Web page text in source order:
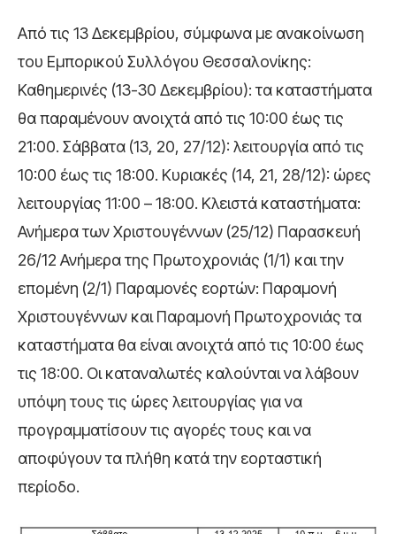
Από τις 13 Δεκεμβρίου, σύμφωνα με ανακοίνωση
του Εμπορικού Συλλόγου Θεσσαλονίκης:
Καθημερινές (13-30 Δεκεμβρίου): τα καταστήματα
θα παραμένουν ανοιχτά από τις 10:00 έως τις
21:00. Σάββατα (13, 20, 27/12): λειτουργία από τις
10:00 έως τις 18:00. Κυριακές (14, 21, 28/12): ώρες
λειτουργίας 11:00 – 18:00. Κλειστά καταστήματα:
Ανήμερα των Χριστουγέννων (25/12) Παρασκευή
26/12 Ανήμερα της Πρωτοχρονιάς (1/1) και την
επομένη (2/1) Παραμονές εορτών: Παραμονή
Χριστουγέννων και Παραμονή Πρωτοχρονιάς τα
καταστήματα θα είναι ανοιχτά από τις 10:00 έως
τις 18:00. Οι καταναλωτές καλούνται να λάβουν
υπόψη τους τις ώρες λειτουργίας για να
προγραμματίσουν τις αγορές τους και να
αποφύγουν τα πλήθη κατά την εορταστική
περίοδο.